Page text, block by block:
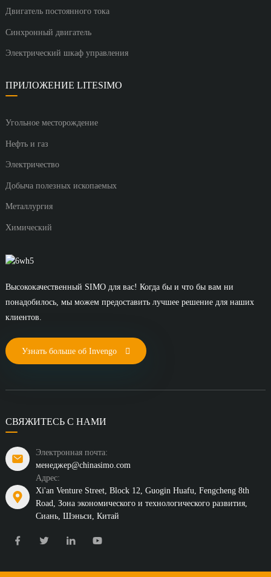
Двигатель постоянного тока
Синхронный двигатель
Электрический шкаф управления
ПРИЛОЖЕНИЕ LITESIMO
Угольное месторождение
Нефть и газ
Электричество
Добыча полезных ископаемых
Металлургия
Химический
Высококачественный SIMO для вас! Когда бы и что бы вам ни
понадобилось, мы можем предоставить лучшее решение для наших
клиентов.
Узнать больше об Invengo
СВЯЖИТЕСЬ С НАМИ
Электронная почта:
менеджер@chinasimo.com
Адрес:
Xi'an Venture Street, Block 12, Guogin Huafu, Fengcheng 8th
Road, Зона экономического и технологического развития,
Сиань, Шэньси, Китай